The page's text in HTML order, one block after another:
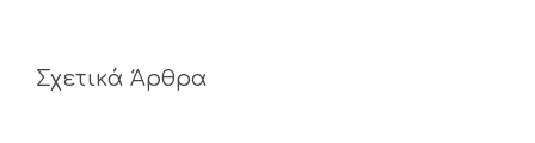
Σχετικά Άρθρα